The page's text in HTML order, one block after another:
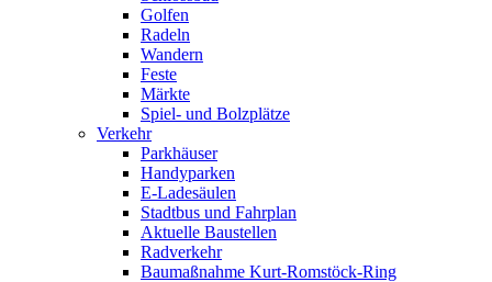
Golfen
Radeln
Wandern
Feste
Märkte
Spiel- und Bolzplätze
Verkehr
Parkhäuser
Handyparken
E-Ladesäulen
Stadtbus und Fahrplan
Aktuelle Baustellen
Radverkehr
Baumaßnahme Kurt-Romstöck-Ring